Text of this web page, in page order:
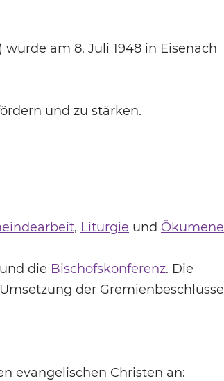
am 8. Juli 1948 in Eisenach
und zu stärken.
, Liturgie und Ökumene
die Bischofskonferenz. Die
der Gremienbeschlüsse
evangelischen Christen an: